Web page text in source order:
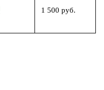
1 500 руб.